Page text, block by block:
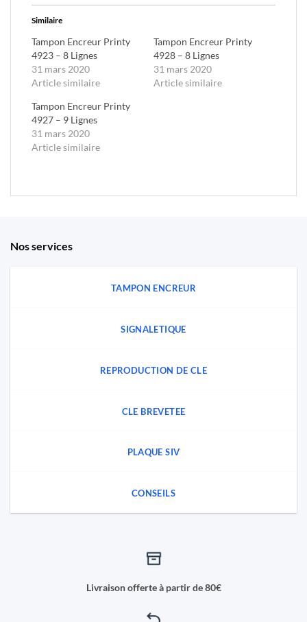
Similaire
Tampon Encreur Printy
4923 – 8 Lignes
31 mars 2020
Article similaire
Tampon Encreur Printy
4928 – 8 Lignes
31 mars 2020
Article similaire
Tampon Encreur Printy
4927 – 9 Lignes
31 mars 2020
Article similaire
Nos services
TAMPON ENCREUR
SIGNALETIQUE
REPRODUCTION DE CLE
CLE BREVETEE
PLAQUE SIV
CONSEILS
Livraison offerte à partir de 80€